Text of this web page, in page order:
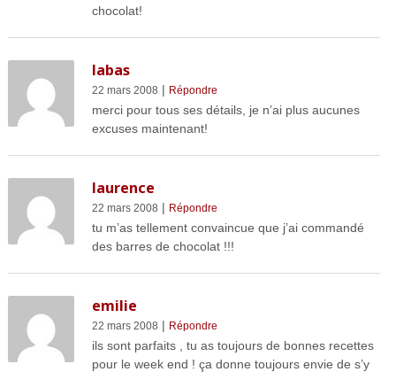
chocolat!
labas
22 mars 2008 | Répondre
merci pour tous ses détails, je n’ai plus aucunes
excuses maintenant!
laurence
22 mars 2008 | Répondre
tu m’as tellement convaincue que j’ai commandé
des barres de chocolat !!!
emilie
22 mars 2008 | Répondre
ils sont parfaits , tu as toujours de bonnes recettes
pour le week end ! ça donne toujours envie de s’y